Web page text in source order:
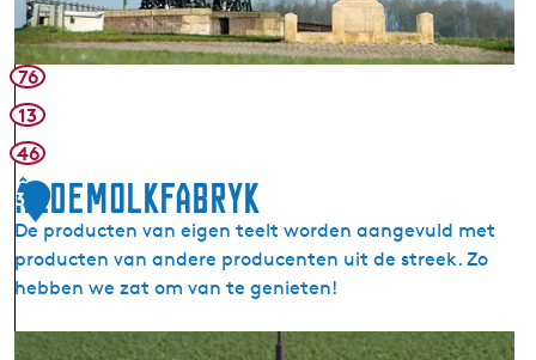
Z
i
j
l
e
n
s
D
o
k
k
u
m
e
r
N
i
e
76
13
46
3
Âldemolkfabryk
De producten van eigen teelt worden aangevuld met
producten van andere producenten uit de streek. Zo
hebben we zat om van te genieten!